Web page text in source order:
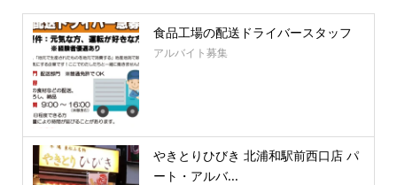
食品工場の配送ドライバースタッフ
アルバイト募集
やきとりひびき 北浦和駅前西口店 パ
ート・アルバ...